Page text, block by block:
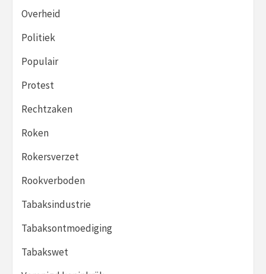
Overheid
Politiek
Populair
Protest
Rechtzaken
Roken
Rokersverzet
Rookverboden
Tabaksindustrie
Tabaksontmoediging
Tabakswet